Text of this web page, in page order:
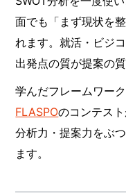
面でも「まず現状を
れます。就活・ビジ
出発点の質が提案の質
学んだフレームワー
FLASPOのコンテス
分析力・提案力をぶ
ます。